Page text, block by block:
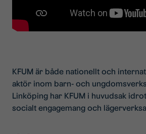
KFUM är både nationellt och
aktör inom barn- och
Linköping har KFUM i huvudsak
socialt engagemang och